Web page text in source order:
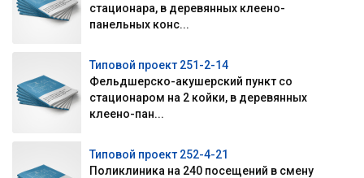
стационара, в деревянных клеено-
панельных конс...
Типовой проект 251-2-14
Фельдшерско-акушерский пункт со
стационаром на 2 койки, в деревянных
клеено-пан...
Типовой проект 252-4-21
Поликлиника на 240 посещений в смену